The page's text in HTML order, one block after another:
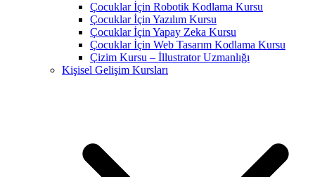
Çocuklar İçin Robotik Kodlama Kursu
Çocuklar İçin Yazılım Kursu
Çocuklar İçin Yapay Zeka Kursu
Çocuklar İçin Web Tasarım Kodlama Kursu
Çizim Kursu – İllustrator Uzmanlığı
Kişisel Gelişim Kursları